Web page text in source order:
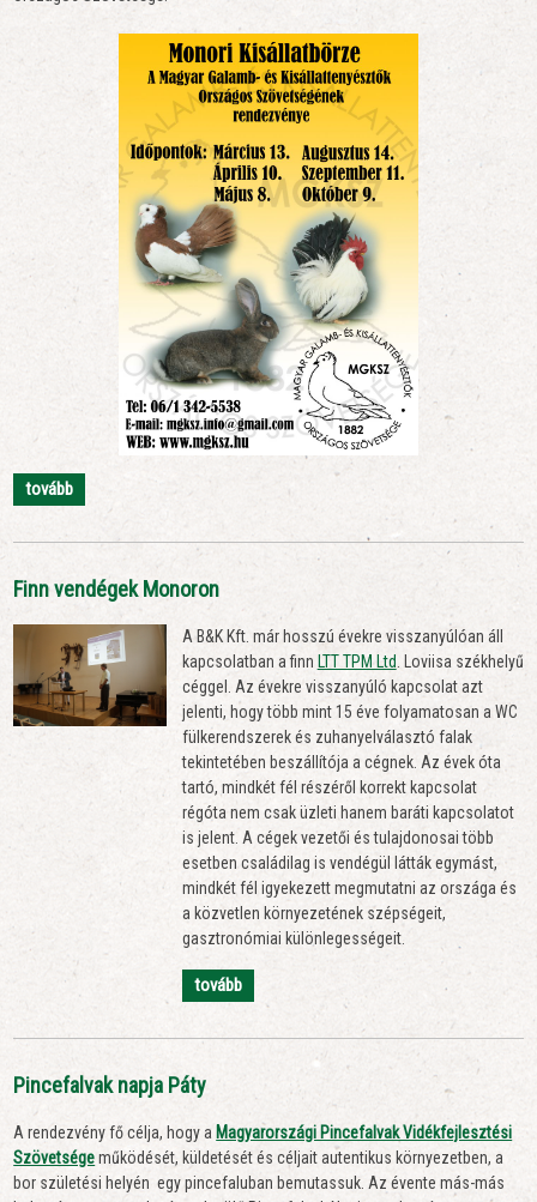
tovább
Finn vendégek Monoron
A B&K Kft. már hosszú évekre visszanyúlóan áll
kapcsolatban a finn LTT TPM Ltd
. Loviisa székhelyű
céggel. Az évekre visszanyúló kapcsolat azt
jelenti, hogy több mint 15 éve folyamatosan a WC
fülkerendszerek és zuhanyelválasztó falak
tekintetében beszállítója a cégnek. Az évek óta
tartó, mindkét fél részéről korrekt kapcsolat
régóta nem csak üzleti hanem baráti kapcsolatot
is jelent. A cégek vezetői és tulajdonosai több
esetben családilag is vendégül látták egymást,
mindkét fél igyekezett megmutatni az országa és
a közvetlen környezetének szépségeit,
gasztronómiai különlegességeit.
tovább
Pincefalvak napja Páty
A rendezvény fő célja, hogy a Magyarországi Pincefalvak Vidékfejlesztési
Szövetségeműködését, küldetését és céljait autentikus környezetben, a
bor születési helyén egy pincefaluban bemutassuk. Az évente más-más